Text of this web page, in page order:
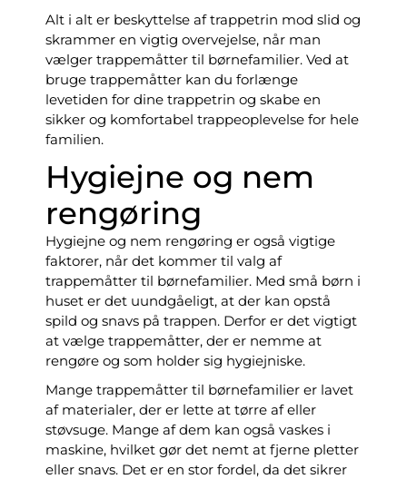
Alt i alt er beskyttelse af trappetrin mod slid og
skrammer en vigtig overvejelse, når man
vælger trappemåtter til børnefamilier. Ved at
bruge trappemåtter kan du forlænge
levetiden for dine trappetrin og skabe en
sikker og komfortabel trappeoplevelse for hele
familien.
Hygiejne og nem
rengøring
Hygiejne og nem rengøring er også vigtige
faktorer, når det kommer til valg af
trappemåtter til børnefamilier. Med små børn i
huset er det uundgåeligt, at der kan opstå
spild og snavs på trappen. Derfor er det vigtigt
at vælge trappemåtter, der er nemme at
rengøre og som holder sig hygiejniske.
Mange trappemåtter til børnefamilier er lavet
af materialer, der er lette at tørre af eller
støvsuge. Mange af dem kan også vaskes i
maskine, hvilket gør det nemt at fjerne pletter
eller snavs. Det er en stor fordel, da det sikrer